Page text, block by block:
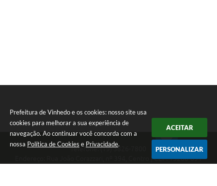
Prefeitura de Vinhedo e os cookies: nosso site usa
cookies para melhorar a sua experiência de
navegação. Ao continuar você concorda com a
nossa Política de Cookies e Privacidade.
ACEITAR
PERSONALIZAR
Telefone: (19) 3826-7800
Endereço: Rua João Corazzari, nº 394, Centro | CEP: 13280-091